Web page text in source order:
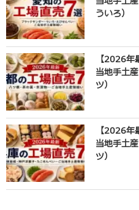
ういろ）
【2026
当地手土
ツ）
【2026
当地手土
ツ）